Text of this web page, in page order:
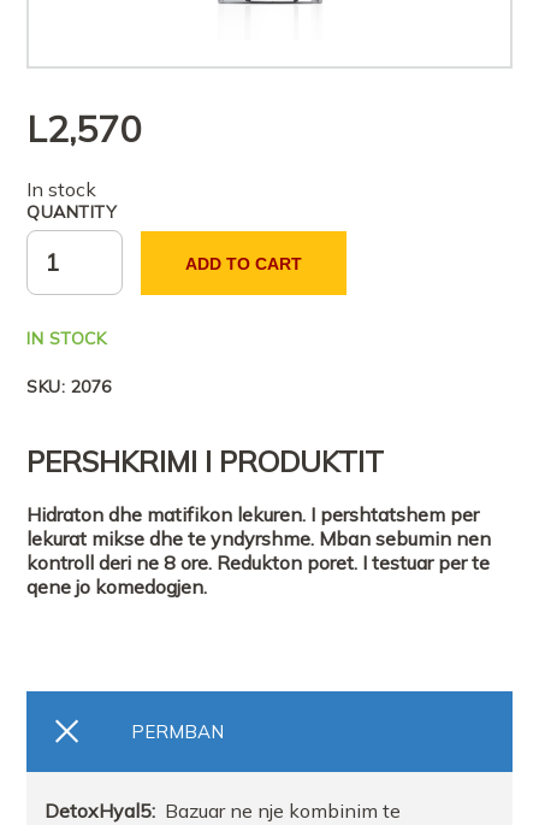
L2,570
In stock
QUANTITY
ADD TO CART
IN STOCK
SKU: 2076
PERSHKRIMI I PRODUKTIT
Hidraton dhe matifikon lekuren. I pershtatshem per
lekurat mikse dhe te yndyrshme. Mban sebumin nen
kontroll deri ne 8 ore. Redukton poret. I testuar per te
qene jo komedogjen.
PERMBAN
DetoxHyal5: Bazuar ne nje kombinim te